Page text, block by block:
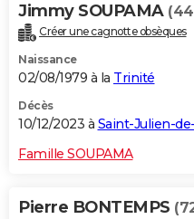
Jimmy SOUPAMA
Créer une cagnotte obsèques
Naissance
02/08/1979 à la Trinité
Décès
10/12/2023 à Saint-Julien-
Famille SOUPAMA
Pierre BONTEMPS